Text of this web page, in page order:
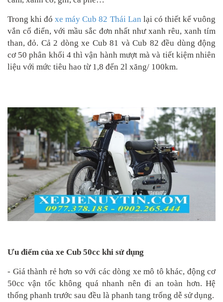
Trong khi đóxe máy Cub 82 Thái Lan lại có thiết kế vuông
vắn cổ điển, với mầu sắc đơn nhất như xanh rêu, xanh tím
than, đỏ. Cả 2 dòng xe Cub 81 và Cub 82 đều dùng động
cơ 50 phân khối 4 thì vận hành mượt mà và tiết kiệm nhiên
liệu với mức tiêu hao từ 1,8 đến 2l xăng/ 100km.
Ưu điểm của xe Cub 50cc khi sử dụng
- Giá thành rẻ hơn so với các dòng xe mô tô khác, động cơ
50cc vận tốc không quá nhanh nên đi an toàn hơn. Hệ
thống phanh trước sau đều là phanh tang trống dễ sử dụng.